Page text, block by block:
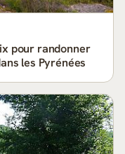
pour randonner
les Pyrénées